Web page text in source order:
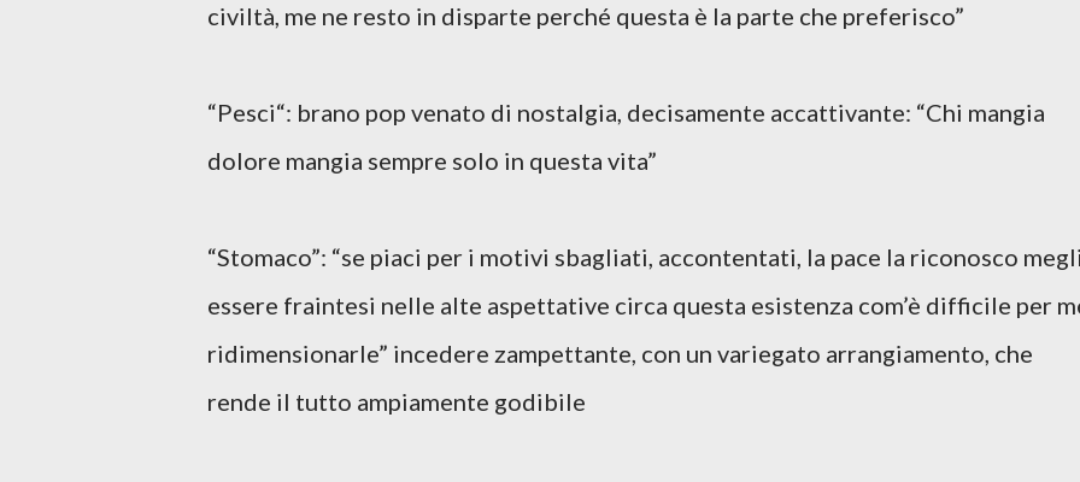
civiltà, me ne resto in disparte perché questa è la parte che preferisco”
“Pesci“: brano pop venato di nostalgia, decisamente accattivante: “Chi mangia
dolore mangia sempre solo in questa vita”
“Stomaco”: “se piaci per i motivi sbagliati, accontentati, la pace la riconosco
essere fraintesi nelle alte aspettative circa questa esistenza com’è difficile per
ridimensionarle” incedere zampettante, con un variegato arrangiamento, che
rende il tutto ampiamente godibile